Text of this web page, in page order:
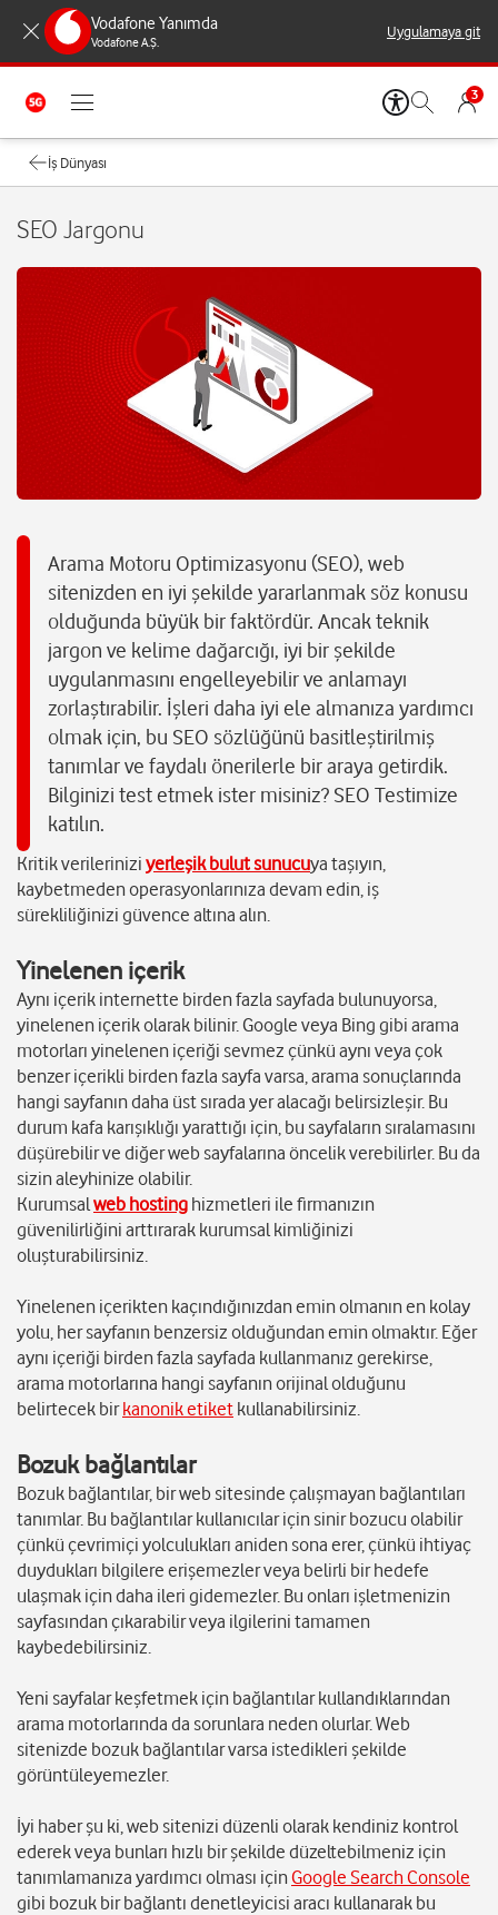
Vodafone Yanımda
Vodafone A.Ş.
Uygulamaya git
3
İş Dünyası
SEO Jargonu
Arama Motoru Optimizasyonu (SEO), web
sitenizden en iyi şekilde yararlanmak söz konusu
olduğunda büyük bir faktördür. Ancak teknik
jargon ve kelime dağarcığı, iyi bir şekilde
uygulanmasını engelleyebilir ve anlamayı
zorlaştırabilir. İşleri daha iyi ele almanıza yardımcı
olmak için, bu SEO sözlüğünü basitleştirilmiş
tanımlar ve faydalı önerilerle bir araya getirdik.
Bilginizi test etmek ister misiniz? SEO Testimize
katılın.
Kritik verilerinizi yerleşik bulut sunucuya taşıyın,
kaybetmeden operasyonlarınıza devam edin, iş
sürekliliğinizi güvence altına alın.
Yinelenen içerik
Aynı içerik internette birden fazla sayfada bulunuyorsa,
yinelenen içerik olarak bilinir. Google veya Bing gibi arama
motorları yinelenen içeriği sevmez çünkü aynı veya çok
benzer içerikli birden fazla sayfa varsa, arama sonuçlarında
hangi sayfanın daha üst sırada yer alacağı belirsizleşir. Bu
durum kafa karışıklığı yarattığı için, bu sayfaların sıralamasını
düşürebilir ve diğer web sayfalarına öncelik verebilirler. Bu da
sizin aleyhinize olabilir.
Kurumsalweb hosting hizmetleri ile firmanızın
güvenilirliğini arttırarak kurumsal kimliğinizi
oluşturabilirsiniz.
Yinelenen içerikten kaçındığınızdan emin olmanın en kolay
yolu, her sayfanın benzersiz olduğundan emin olmaktır. Eğer
aynı içeriği birden fazla sayfada kullanmanız gerekirse,
arama motorlarına hangi sayfanın orijinal olduğunu
belirtecek birkanonik etiket kullanabilirsiniz.
Bozuk bağlantılar
Bozuk bağlantılar, bir web sitesinde çalışmayan bağlantıları
tanımlar. Bu bağlantılar kullanıcılar için sinir bozucu olabilir
çünkü çevrimiçi yolculukları aniden sona erer, çünkü ihtiyaç
duydukları bilgilere erişemezler veya belirli bir hedefe
ulaşmak için daha ileri gidemezler. Bu onları işletmenizin
sayfasından çıkarabilir veya ilgilerini tamamen
kaybedebilirsiniz.
Yeni sayfalar keşfetmek için bağlantılar kullandıklarından
arama motorlarında da sorunlara neden olurlar. Web
sitenizde bozuk bağlantılar varsa istedikleri şekilde
görüntüleyemezler.
İyi haber şu ki, web sitenizi düzenli olarak kendiniz kontrol
ederek veya bunları hızlı bir şekilde düzeltebilmeniz için
tanımlamanıza yardımcı olması içinGoogle Search Console
gibi bozuk bir bağlantı denetleyicisi aracı kullanarak bu